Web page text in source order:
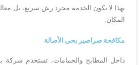
بهذا لا تكون الخدمة مجرد رش سريع، بل
المكان.
مكافحة صراصير بحي الأصالة
داخل المطابخ والحمامات، تستخدم شركة